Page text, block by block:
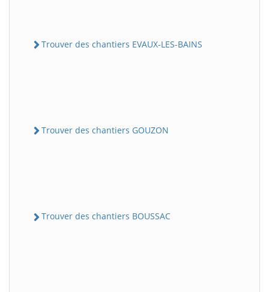
Trouver des chantiers EVAUX-LES-BAINS
Trouver des chantiers GOUZON
Trouver des chantiers BOUSSAC